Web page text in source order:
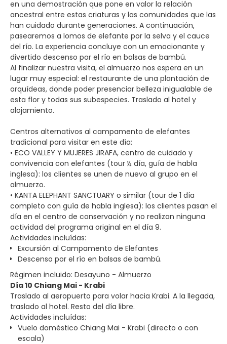
en una demostración que pone en valor la relación
ancestral entre estas criaturas y las comunidades que las
han cuidado durante generaciones. A continuación,
pasearemos a lomos de elefante por la selva y el cauce
del río. La experiencia concluye con un emocionante y
divertido descenso por el río en balsas de bambú.
Al finalizar nuestra visita, el almuerzo nos espera en un
lugar muy especial: el restaurante de una plantación de
orquídeas, donde poder presenciar belleza inigualable de
esta flor y todas sus subespecies. Traslado al hotel y
alojamiento.
Centros alternativos al campamento de elefantes
tradicional para visitar en este día:
• ECO VALLEY Y MUJERES JIRAFA, centro de cuidado y
convivencia con elefantes (tour ½ día, guía de habla
inglesa): los clientes se unen de nuevo al grupo en el
almuerzo.
• KANTA ELEPHANT SANCTUARY o similar (tour de 1 día
completo con guía de habla inglesa): los clientes pasan el
día en el centro de conservación y no realizan ninguna
actividad del programa original en el día 9.
Actividades incluídas:
Excursión al Campamento de Elefantes
Descenso por el río en balsas de bambú.
Régimen incluido: Desayuno - Almuerzo
Día 10 Chiang Mai - Krabi
Traslado al aeropuerto para volar hacia Krabi. A la llegada,
traslado al hotel. Resto del día libre.
Actividades incluídas:
Vuelo doméstico Chiang Mai - Krabi (directo o con
escala)